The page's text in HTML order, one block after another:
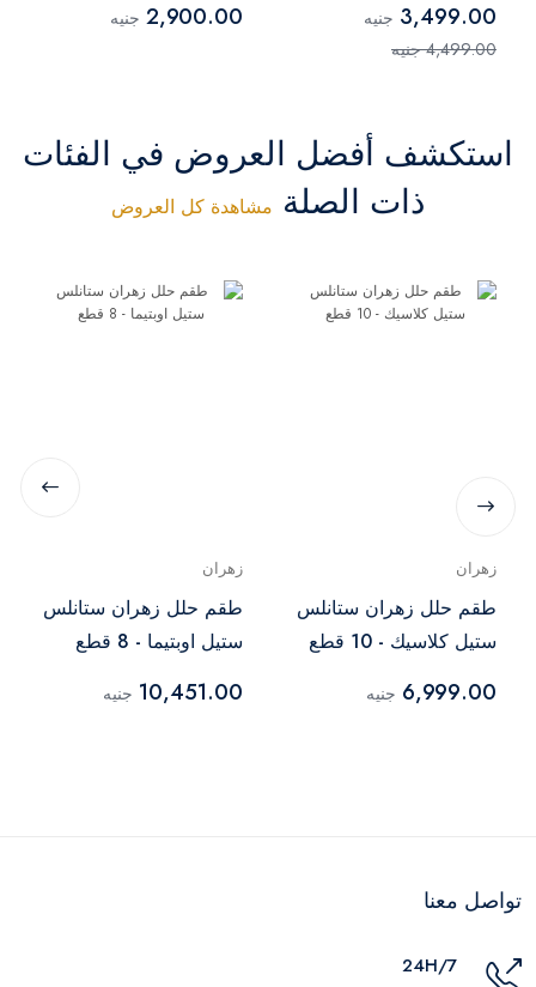
3,499.00 جنيه
4,499.00 جنيه
2,900.00 جنيه
استكشف أفضل العروض في الفئات
ذات الصلة مشاهدة كل العروض
زهران
طقم حلل زهران ستانلس
ستيل كلاسيك - 10 قطع
6,999.00 جنيه
زهران
طقم حلل زهران ستانلس
ستيل اوبتيما - 8 قطع
10,451.00 جنيه
تواصل معنا
24H/7